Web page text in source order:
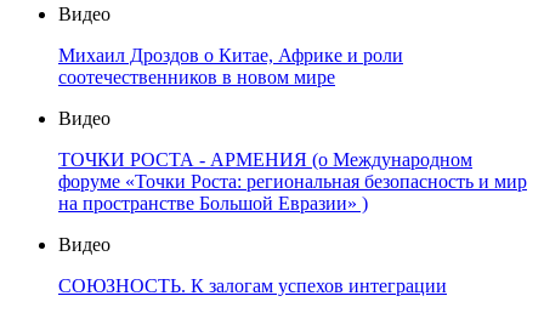
Видео
Михаил Дроздов о Китае, Африке и роли
соотечественников в новом мире
Видео
ТОЧКИ РОСТА - АРМЕНИЯ (о Международном
форуме «Точки Роста: региональная безопасность и мир
на пространстве Большой Евразии» )
Видео
СОЮЗНОСТЬ. К залогам успехов интеграции